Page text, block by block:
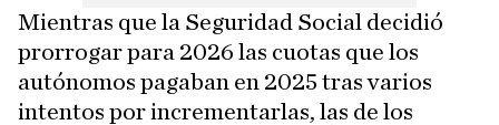
Mientras que la Seguridad Social decidió
prorrogar para 2026 las cuotas que los
autónomos pagaban en 2025 tras varios
intentos por incrementarlas, las de los